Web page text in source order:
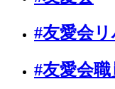
#友愛会
#友愛会職